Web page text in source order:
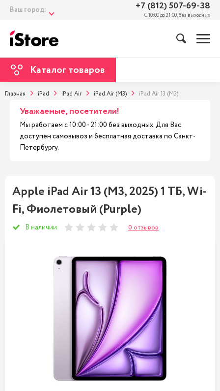
Ваш город: +7 (812) 507-69-38
С 10:00 до 21:00, без выходных
Каталог товаров
Главная iPad iPad Air iPad Air (M3) iPad Air 13 (M3)
Уважаемые, посетители!
Мы работаем с 10:00 - 21:00 без выходных. Для Вас
доступен самовывоз и бесплатная доставка по Санкт-
Петербургу.
Apple iPad Air 13 (M3, 2025) 1 ТБ, Wi-
Fi, Фиолетовый (Purple)
В наличии 0 отзывов